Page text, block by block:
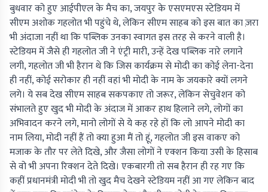
बुधवार को हुए आईपीएल के मैच का, जयपुर के एसएमएस स्टेडियम में
सीएम अशोक गहलोत भी पहुंचे थे, लेकिन सीएम साहब को इस बात का ज़रा
भी अंदाजा नहीं था कि पब्लिक उनका स्वागत इस तरह से करने वाली है।
स्टेडियम में जैसे ही गहलोत जी ने एंट्री मारी, उन्हें देख पब्लिक नारे लगाने
लगी, गहलोत जी भी हैरान थे कि जिस कार्यक्रम से मोदी का कोई लेना-देना
ही नहीं, कोई सरोकार ही नहीं वहां भी मोदी के नाम के जयकारे क्यों लगने
लगे। ये सब देख सीएम साहब सकपकाए तो जरूर, लेकिन सेचुवेशन को
संभालते हुए खुद भी मोदी के अंदाज में आकर हाथ हिलाने लगे, लोगों का
अभिवादन करने लगे, मानो लोगों से ये कह रहे हों कि लो आपने मोदी का
नाम लिया, मोदी नहीं हैं तो क्या हुआ मैं तो हूं, गहलोत जी इस वाकए को
मजाक के तौर पर लेते दिखे, और जैसा लोगों ने एक्शन किया उसी के हिसाब
से वो भी अपना रिक्शन देते दिखे। एकबारगी तो सब हैरान ही रह गए कि
कहीं प्रधानमंत्री मोदी भी तो खुद मैच देखने स्टेडियम नहीं आ गए लेकिन बाद